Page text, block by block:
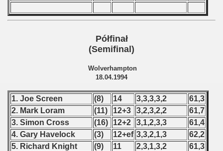
Półfinał
(Semifinal)
Wolverhampton
18.04.1994
1. Joe Screen (8) 14 3,3,3,3,2
61,3
2. Mark Loram
(11) 12+3 3,2,3,2,2
61,7
3. Simon Cross
(16) 12+2 3,1,2,3,3
61,4
4. Gary Havelock
(3) 12+ef 3,3,2,1,3
62,2
5. Richard Knight
(9) 11 2,3,1,3,2
61,3
- 1990
- 1994
Qualifications) - 1994
Zealand Qualifications) - 1994